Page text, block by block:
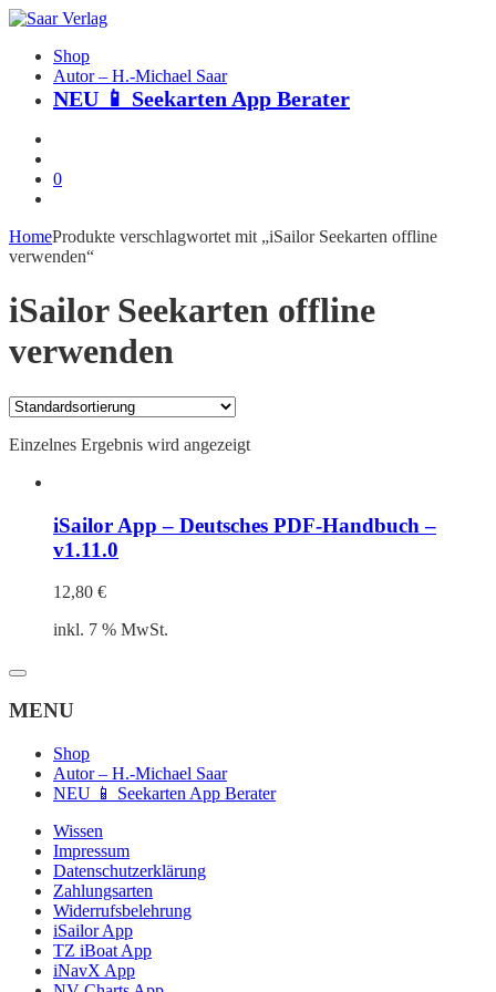
Shop
Autor – H.-Michael Saar
NEU 📱 Seekarten App Berater
0
HomeProdukte verschlagwortet mit „iSailor Seekarten offline
verwenden“
Skip
to
iSailor Seekarten offline
verwenden
Einzelnes Ergebnis wird angezeigt
iSailor App – Deutsches PDF-Handbuch –
v1.11.0
12,80 €
inkl. 7 % MwSt.
MENU
Shop
Autor – H.-Michael Saar
NEU 📱 Seekarten App Berater
Wissen
Impressum
Datenschutzerklärung
Zahlungsarten
Widerrufsbelehrung
iSailor App
TZ iBoat App
iNavX App